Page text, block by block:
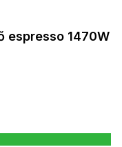
espresso 1470W